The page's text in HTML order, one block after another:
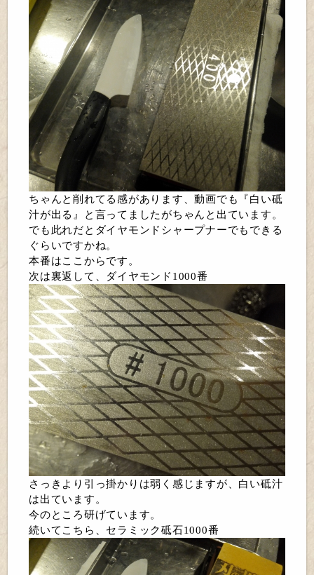
ちゃんと削れてる感があります、動画でも『白い砥
汁が出る』と言ってましたがちゃんと出ています。
でも此れだとダイヤモンドシャープナーでもできる
ぐらいですかね。
本番はここからです。
次は裏返して、ダイヤモンド1000番
さっきより引っ掛かりは弱く感じますが、白い砥汁
は出ています。
今のところ研げています。
続いてこちら、セラミック砥石1000番